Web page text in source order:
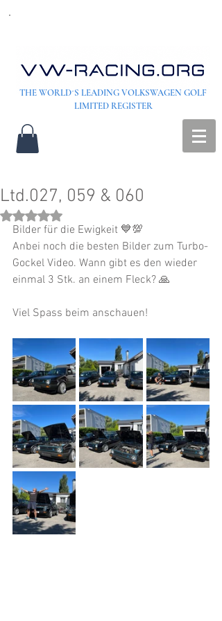
THE WORLD´S LEADING VOLKSWAGEN GOLF
LIMITED REGISTER
Ltd.027, 059 & 060
Rated NaN out of 5 stars.
Bilder für die Ewigkeit 💙💯
Anbei noch die besten Bilder zum Turbo-
Gockel Video. Wann gibt es den wieder
einmal 3 Stk. an einem Fleck? 🙏
Viel Spass beim anschauen!